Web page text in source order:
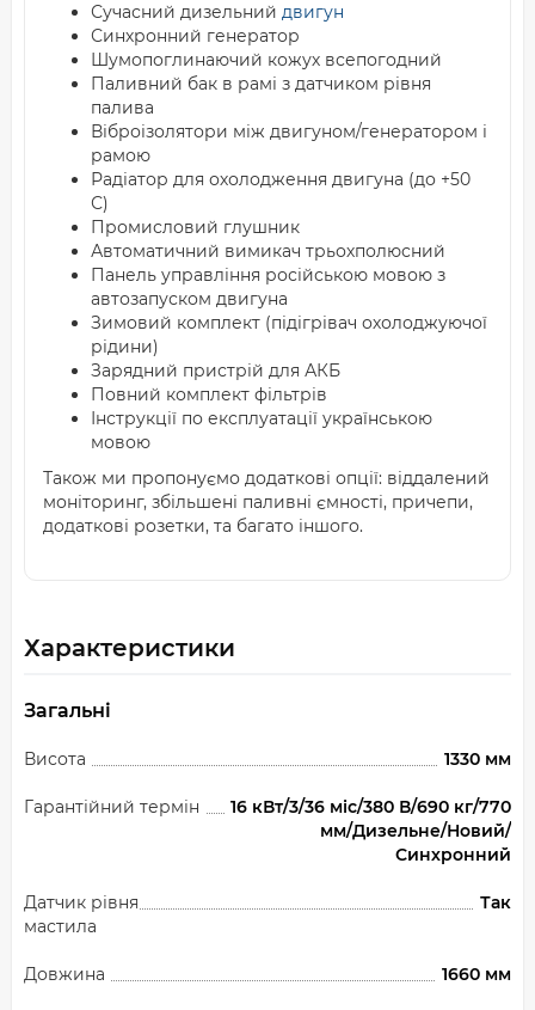
Сучасний дизельний двигун
Синхронний генератор
Шумопоглинаючий кожух всепогодний
Паливний бак в рамі з датчиком рівня
палива
Віброізолятори між двигуном/генератором і
рамою
Радіатор для охолодження двигуна (до +50
С)
Промисловий глушник
Автоматичний вимикач трьохполюсний
Панель управління російською мовою з
автозапуском двигуна
Зимовий комплект (підігрівач охолоджуючої
рідини)
Зарядний пристрій для АКБ
Повний комплект фільтрів
Інструкції по експлуатації українською
мовою
Також ми пропонуємо додаткові опції: віддалений
моніторинг, збільшені паливні ємності, причепи,
додаткові розетки, та багато іншого.
Характеристики
Загальні
Висота 1330 мм
Гарантійний термін
16 кВт/3/36 міс/380 В/690 кг/770
мм/Дизельне/Новий/
Синхронний
Датчик рівня
мастила
Так
Довжина 1660 мм